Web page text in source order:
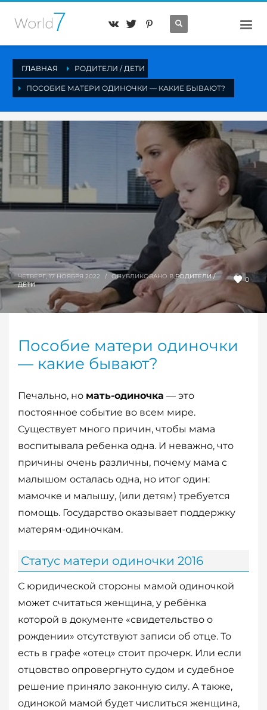
ГЛАВНАЯ РОДИТЕЛИ / ДЕТИ
ПОСОБИЕ МАТЕРИ ОДИНОЧКИ — КАКИЕ БЫВАЮТ?
0
ЧЕТВЕРГ, 17 НОЯБРЯ 2022 / ОПУБЛИКОВАНО В РОДИТЕЛИ /
ДЕТИ
Пособие матери одиночки
— какие бывают?
Печально, но мать-одиночка — это
постоянное событие во всем мире.
Существует много причин, чтобы мама
воспитывала ребенка одна. И неважно, что
причины очень различны, почему мама с
малышом осталась одна, но итог один:
мамочке и малышу, (или детям) требуется
помощь. Государство оказывает поддержку
матерям-одиночкам.
Статус матери одиночки 2016
С юридической стороны мамой одиночкой
может считаться женщина, у ребёнка
которой в документе «свидетельство о
рождении» отсутствуют записи об отце. То
есть в графе «отец» стоит прочерк. Или если
отцовство опровергнуто судом и судебное
решение приняло законную силу. А также,
одинокой мамой будет числиться женщина,